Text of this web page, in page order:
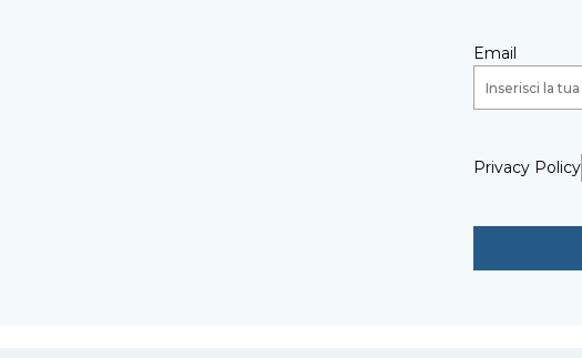
Email
Privacy Policy